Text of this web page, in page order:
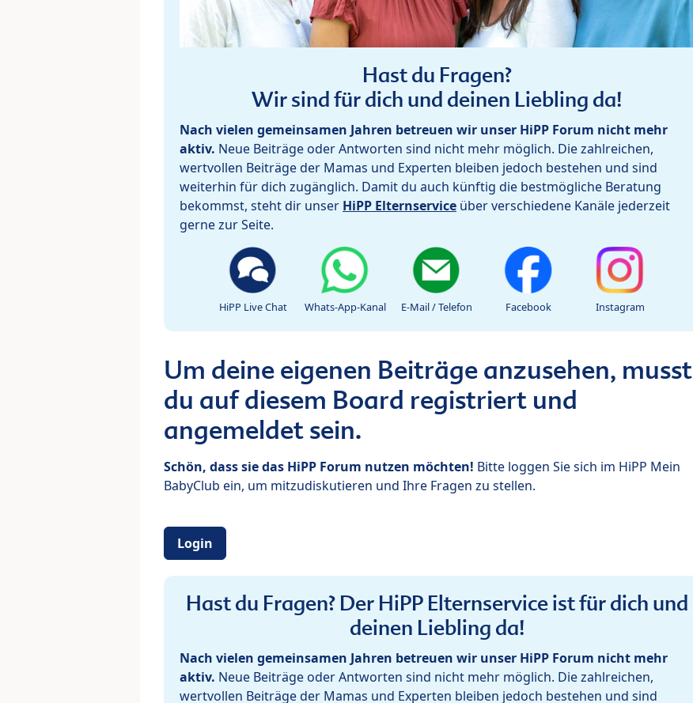
Hast du Fragen?
Wir sind für dich und deinen Liebling da!
Nach vielen gemeinsamen Jahren betreuen wir unser HiPP Forum nicht mehr
aktiv. Neue Beiträge oder Antworten sind nicht mehr möglich. Die zahlreichen,
wertvollen Beiträge der Mamas und Experten bleiben jedoch bestehen und sind
weiterhin für dich zugänglich. Damit du auch künftig die bestmögliche Beratung
bekommst, steht dir unser HiPP Elternservice über verschiedene Kanäle jederzeit
gerne zur Seite.
HiPP Live Chat Whats-App-Kanal E-Mail / Telefon Facebook Instagram
Um deine eigenen Beiträge anzusehen, musst
du auf diesem Board registriert und
angemeldet sein.
Schön, dass sie das HiPP Forum nutzen möchten! Bitte loggen Sie sich im HiPP Mein
BabyClub ein, um mitzudiskutieren und Ihre Fragen zu stellen.
Login
Hast du Fragen? Der HiPP Elternservice ist für dich und
deinen Liebling da!
Nach vielen gemeinsamen Jahren betreuen wir unser HiPP Forum nicht mehr
aktiv. Neue Beiträge oder Antworten sind nicht mehr möglich. Die zahlreichen,
wertvollen Beiträge der Mamas und Experten bleiben jedoch bestehen und sind